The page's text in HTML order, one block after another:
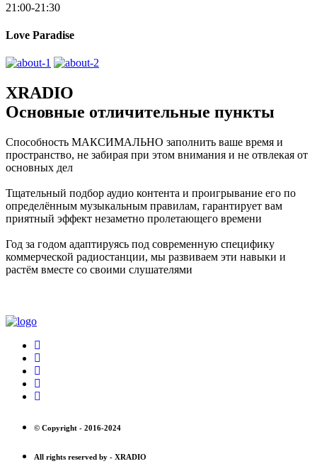
21:00-21:30
Love Paradise
XRADIO
Основные отличительные пункты
Способность МАКСИМАЛЬНО заполнить ваше время и
пространство, не забирая при этом внимания и не отвлекая от
основных дел
Тщательный подбор аудио контента и проигрывание его по
определённым музыкальным правилам, гарантирует вам
приятный эффект незаметно пролетающего времени
Год за годом адаптируясь под современную специфику
коммерческой радиостанции, мы развиваем эти навыки и
растём вместе со своими слушателями
© Copyright - 2016-2024
All rights reserved by - XRADIO